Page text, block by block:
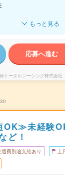
もっと見る
応募へ進む
トータルソーシング株式会
未経験
ど！
通費別途支給あり 土